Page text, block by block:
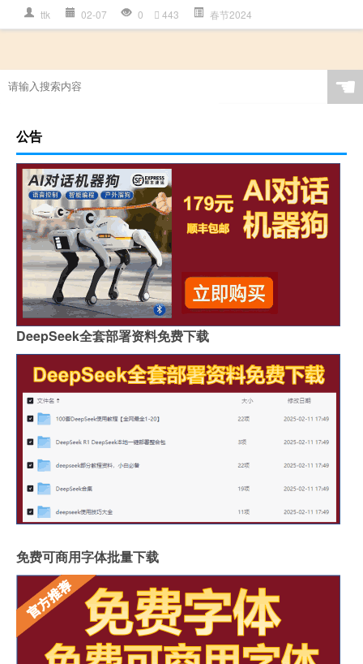
ttk 02-07 0 443 春节2024
☚
公告
DeepSeek全套部署资料免费下载
免费可商用字体批量下载